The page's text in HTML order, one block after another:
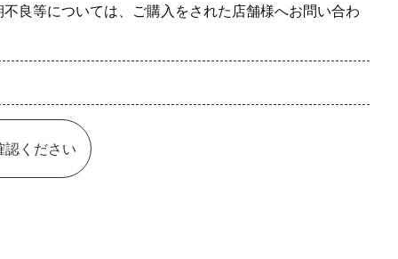
良等については、ご購入をされた店舗様へお問い合わ
認ください